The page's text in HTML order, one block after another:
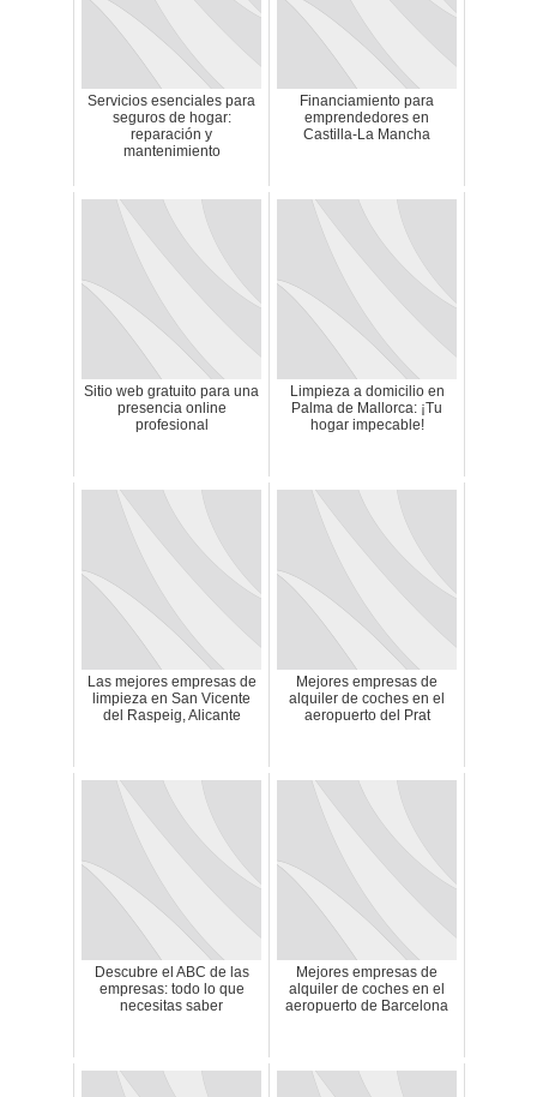
Servicios esenciales para
seguros de hogar:
reparación y
mantenimiento
Financiamiento para
emprendedores en
Castilla-La Mancha
Sitio web gratuito para una
presencia online
profesional
Limpieza a domicilio en
Palma de Mallorca: ¡Tu
hogar impecable!
Las mejores empresas de
limpieza en San Vicente
del Raspeig, Alicante
Mejores empresas de
alquiler de coches en el
aeropuerto del Prat
Descubre el ABC de las
empresas: todo lo que
necesitas saber
Mejores empresas de
alquiler de coches en el
aeropuerto de Barcelona